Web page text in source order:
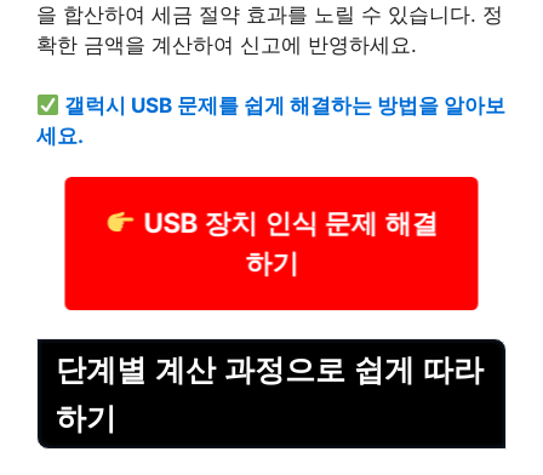
을 합산하여 세금 절약 효과를 노릴 수 있습니다. 정
확한 금액을 계산하여 신고에 반영하세요.
갤럭시 USB 문제를 쉽게 해결하는 방법을 알아보
세요.
USB 장치 인식 문제 해결
하기
단계별 계산 과정으로 쉽게 따라
하기